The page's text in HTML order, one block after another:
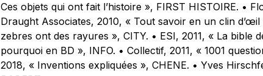
Ces objets qui ont fait l’histoire », FIRST HISTOIRE. •
Draught Associates, 2010, « Tout savoir en un clin
zebres ont des rayures », CITY. • ESI, 2011, « La bible
pourquoi en BD », INFO. • Collectif, 2011, « 1001
2018, « Inventions expliquées », CHENE. • Yves